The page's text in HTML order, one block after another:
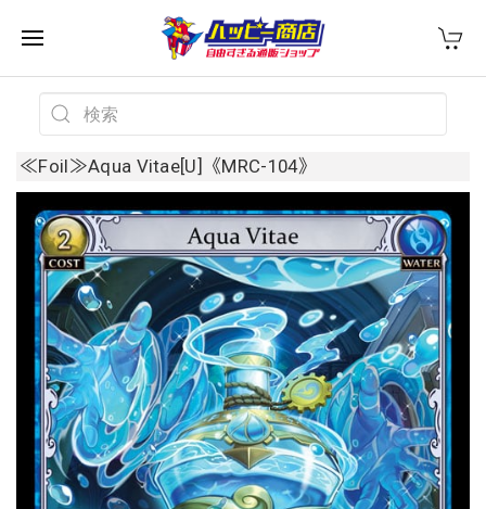
≪Foil≫Aqua Vitae[U]《MRC-104》